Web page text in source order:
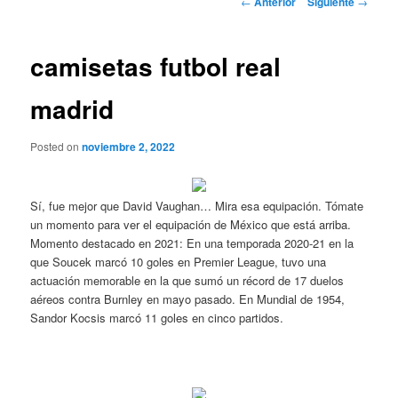
camisetas futbol real
madrid
Posted onnoviembre 2, 2022
Sí, fue mejor que David Vaughan… Mira esa equipación. Tómate
un momento para ver el equipación de México que está arriba.
Momento destacado en 2021: En una temporada 2020-21 en la
que Soucek marcó 10 goles en Premier League, tuvo una
actuación memorable en la que sumó un récord de 17 duelos
aéreos contra Burnley en mayo pasado. En Mundial de 1954,
Sandor Kocsis marcó 11 goles en cinco partidos.